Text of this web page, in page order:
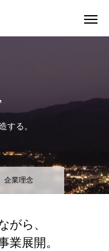
する。
企業理念
がら、
業展開。